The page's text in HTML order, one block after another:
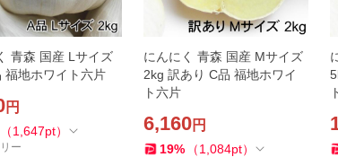
青森 国産 Lサイズ
福地ホワイト六片
円
（1,647pt）
ー
にんにく 青森 国産 Mサイズ
2kg 訳あり C品 福地ホワイ
ト六片
6,160円
19% （1,084pt）